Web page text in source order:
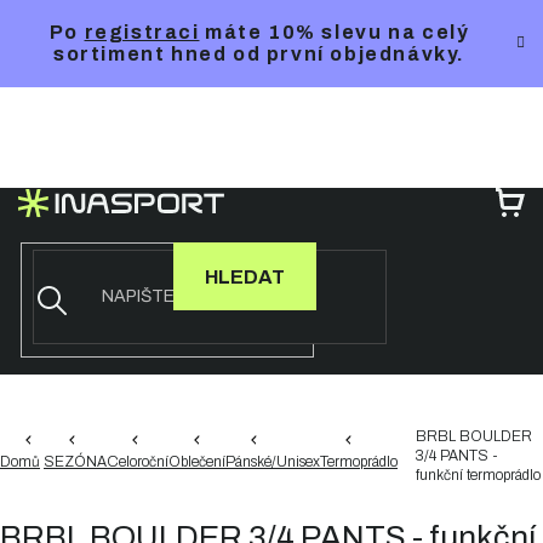
Po registraci máte 10% slevu na celý
sortiment hned od první objednávky.
HLEDAT
Domů SEZÓNACeloročníOblečeníPánské/UnisexTermoprádlo
BRBL BOULDER
3/4 PANTS -
funkční termoprádlo